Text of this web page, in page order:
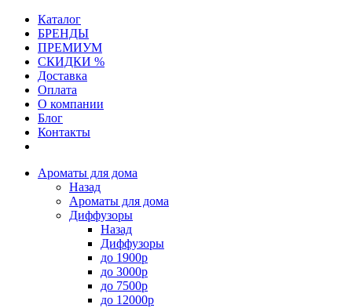
Каталог
БРЕНДЫ
ПРЕМИУМ
СКИДКИ %
Доставка
Оплата
О компании
Блог
Контакты
Ароматы для дома
Назад
Ароматы для дома
Диффузоры
Назад
Диффузоры
до 1900р
до 3000р
до 7500р
до 12000р